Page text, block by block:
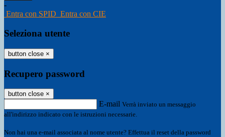
-
Entra con SPID Entra con CIE
Seleziona utente
button close ×
Recupero password
button close ×
E-mail Verrà inviato un messaggio
all'indirizzo indicato con le istruzioni necessarie.
Non hai una e-mail associata al nome utente? Effettua il reset della password